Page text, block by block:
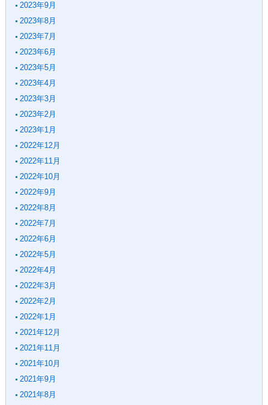
2023年9月
2023年8月
2023年7月
2023年6月
2023年5月
2023年4月
2023年3月
2023年2月
2023年1月
2022年12月
2022年11月
2022年10月
2022年9月
2022年8月
2022年7月
2022年6月
2022年5月
2022年4月
2022年3月
2022年2月
2022年1月
2021年12月
2021年11月
2021年10月
2021年9月
2021年8月